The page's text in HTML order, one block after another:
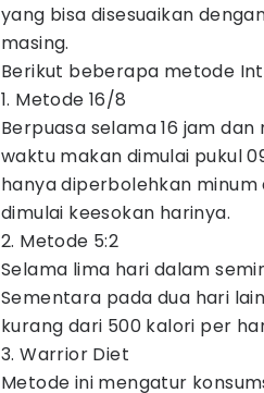
yang bisa disesuaikan
masing.
Berikut beberapa metode
1. Metode 16/8
Berpuasa selama 16 jam
waktu makan dimulai pukul
hanya diperbolehkan
dimulai keesokan harinya.
2. Metode 5:2
Selama lima hari dalam
Sementara pada dua hari
kurang dari 500 kalori per
3. Warrior Diet
Metode ini mengatur